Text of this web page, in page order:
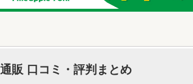
販 口コミ・評判まとめ